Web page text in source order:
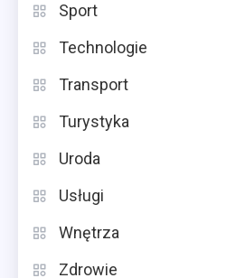
Sport
Technologie
Transport
Turystyka
Uroda
Usługi
Wnętrza
Zdrowie